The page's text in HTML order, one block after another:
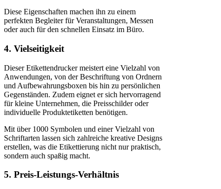
Diese Eigenschaften machen ihn zu einem
perfekten Begleiter für Veranstaltungen, Messen
oder auch für den schnellen Einsatz im Büro.
4. Vielseitigkeit
Dieser Etikettendrucker meistert eine Vielzahl von
Anwendungen, von der Beschriftung von Ordnern
und Aufbewahrungsboxen bis hin zu persönlichen
Gegenständen. Zudem eignet er sich hervorragend
für kleine Unternehmen, die Preisschilder oder
individuelle Produktetiketten benötigen.
Mit über 1000 Symbolen und einer Vielzahl von
Schriftarten lassen sich zahlreiche kreative Designs
erstellen, was die Etikettierung nicht nur praktisch,
sondern auch spaßig macht.
5. Preis-Leistungs-Verhältnis